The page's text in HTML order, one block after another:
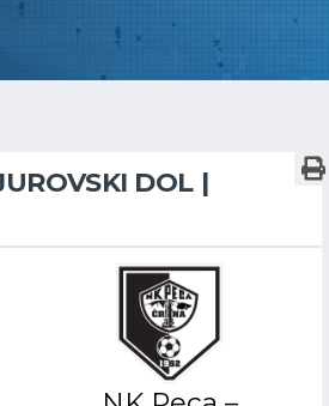
DOL |